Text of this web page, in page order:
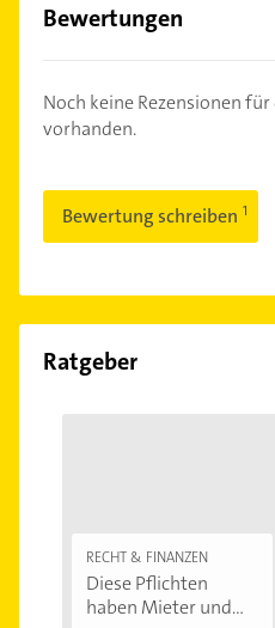
Bewertungen
Noch keine Rezensionen
vorhanden.
Bewertung schreiben
Ratgeber
RECHT & FINANZEN
Diese Pflichten
haben Mieter und...